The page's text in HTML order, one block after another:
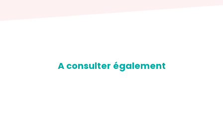
A consulter également